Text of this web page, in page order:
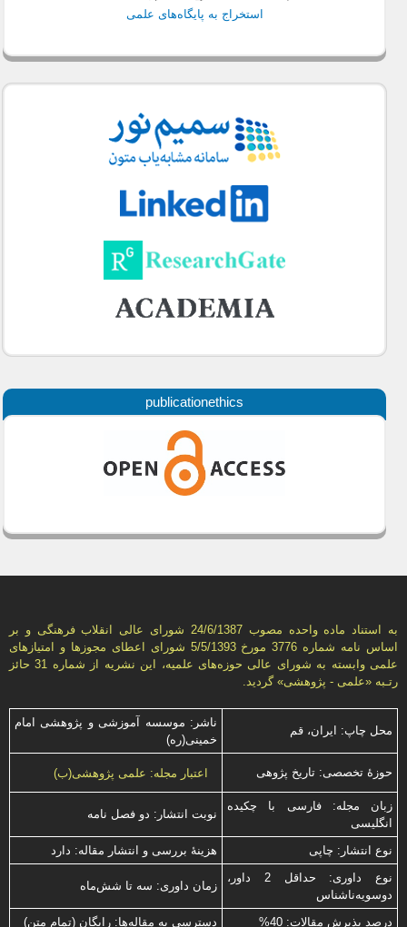
استخراج به پایگاه‌های علمی
publicationethics
به استناد ماده واحده مصوب 24/6/1387 شورای عالی انقلاب فرهنگی و بر
اساس نامه شماره 3776 مورخ 5/5/1393 شورای اعطای مجوزها و امتيازهای
علمی وابسته به شورای عالی حوزه‌های علميه، اين نشريه از شماره 31 حائز
رتـبه «علمی - پژوهشی» گرديد.
محل چاپ: ایران، قم
ناشر: موسسه آموزشی و پژوهشی امام
خمینی(ره)
حوزۀ تخصصی: تاریخ پژوهی اعتبار مجله: علمی پژوهشی(ب)
زبان مجله: فارسی با چكیده
انگلیسی
نوبت انتشار: دو فصل نامه
نوع انتشار: چاپی
هزینۀ بررسی و انتشار مقاله: دارد
نوع داوری: حداقل 2 داور،
دوسویه‌ناشناس
زمان داوری: سه تا شش‌ماه
درصد پذیرش مقالات: 40% دسترسی به مقاله‌ها: رایگان (تمام متن)